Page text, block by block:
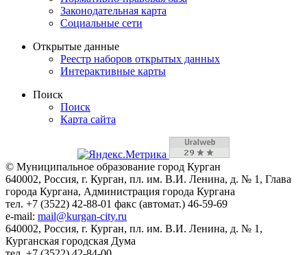
Законодательная карта
Социальные сети
Открытые данные
Реестр наборов открытых данных
Интерактивные карты
Поиск
Поиск
Карта сайта
© Муниципальное образование город Курган
640002, Россия, г. Курган, пл. им. В.И. Ленина, д. № 1, Глава
города Кургана, Администрация города Кургана
тел. +7 (3522) 42-88-01 факс (автомат.) 46-59-69
e-mail: mail@kurgan-city.ru
640002, Россия, г. Курган, пл. им. В.И. Ленина, д. № 1,
Курганская городская Дума